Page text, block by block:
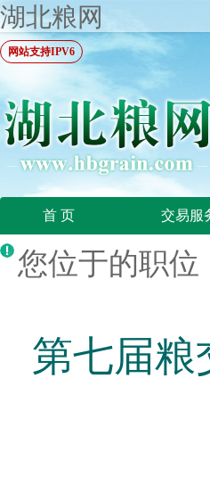
湖北粮网
网站支持IPV6
首 页 交易服
您位于的职位
第七届粮